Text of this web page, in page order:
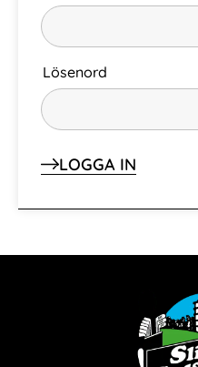
Lösenord
LOGGA IN